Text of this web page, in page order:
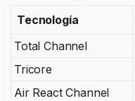
Tecnología
Total Channel
Tricore
Air React Channel